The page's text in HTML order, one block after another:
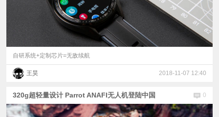
自研系统+定制芯片=无敌续航
王昊 2018-11-07 12:40
320g超轻量设计 Parrot ANAFI无人机登陆中国 0